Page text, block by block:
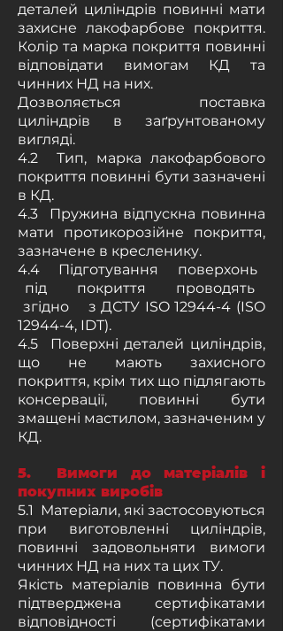
деталей циліндрів повинні мати
захисне лакофарбове покриття.
Колір та марка покриття повинні
відповідати вимогам КД та
чинних НД на них.
Дозволяється поставка
циліндрів в заґрунтованому
вигляді.
4.2 Тип, марка лакофарбового
покриття повинні бути зазначені
в КД.
4.3 Пружина відпускна повинна
мати протикорозійне покриття,
зазначене в кресленику.
4.4 Підготування поверхонь
під покриття проводять
згідно з ДСТУ ISO 12944-4 (ISO
12944-4, IDT).
4.5 Поверхні деталей циліндрів,
що не мають захисного
покриття, крім тих що підлягають
консервації, повинні бути
змащені мастилом, зазначеним у
КД.
5. Вимоги до матеріалів i
покупних виробів
5.1 Матеріали, які застосовуються
при виготовленні циліндрів,
повинні задовольняти вимоги
чинних НД на них та цих ТУ.
Якість матеріалів повинна бути
підтверджена сертифікатами
відповідності (сертифікатами